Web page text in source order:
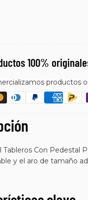
100%
productos
Tableros Con Pedestal
y el aro de tamaño